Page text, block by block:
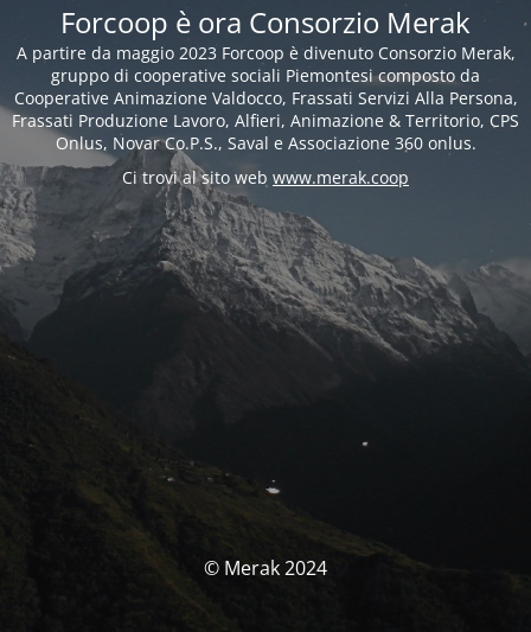
Forcoop è ora Consorzio Merak
A partire da maggio 2023 Forcoop è divenuto Consorzio Merak,
gruppo di cooperative sociali Piemontesi composto da
Cooperative Animazione Valdocco, Frassati Servizi Alla Persona,
Frassati Produzione Lavoro, Alfieri, Animazione & Territorio, CPS
Onlus, Novar Co.P.S., Saval e Associazione 360 onlus.
Ci trovi al sito web www.merak.coop
© Merak 2024